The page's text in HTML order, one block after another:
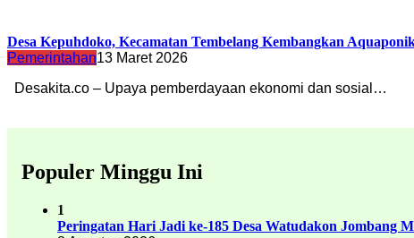
Desa Kepuhdoko, Kecamatan Tembelang Kembangkan
Pemerintahan13 Maret 2026
Desakita.co – Upaya pemberdayaan ekonomi dan sosial…
Populer Minggu Ini
1
Peringatan Hari Jadi ke-185 Desa Watudakon Jombang